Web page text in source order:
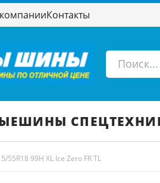
Контакты
ШИНЫ
55R18 99H XL Ice Zero FR TL